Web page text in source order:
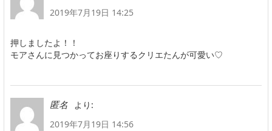
2019年7月19日 14:25
押しましたよ！！
モアさんに見つかってお座りするクリエたんが可愛い♡
匿名
より:
2019年7月19日 14:56